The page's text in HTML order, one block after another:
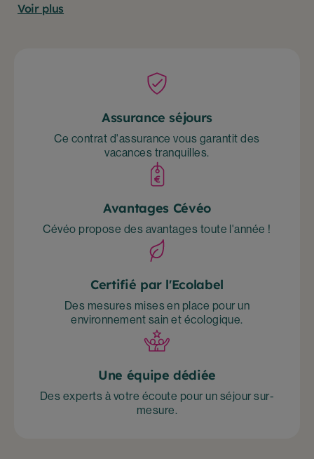
Voir plus
Assurance séjours
Ce contrat d'assurance vous garantit des
vacances tranquilles.
Avantages Cévéo
Cévéo propose des avantages toute l'année !
Certifié par l'Ecolabel
Des mesures mises en place pour un
environnement sain et écologique.
Une équipe dédiée
Des experts à votre écoute pour un séjour sur-
mesure.